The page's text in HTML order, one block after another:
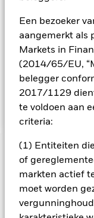
Een bezoeker
aangemerkt als
Markets in
(2014/65/EU,
belegger
2017/1129
te voldoen aan
criteria:
(1) Entiteiten
of
markten actief
moet worden
activa van het
van de J.P. Morgan
Diversified-index,
mogelijk en
BELANGRIJKE
zijn niet
oorspronkelijke